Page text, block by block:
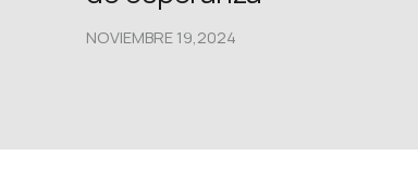
NOVIEMBRE 19,2024